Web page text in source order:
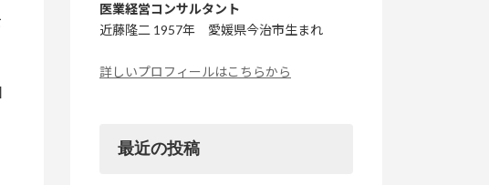
医業経営コンサルタント
近藤隆二 1957年 愛媛県今治市生まれ
詳しいプロフィールはこちらから
最近の投稿